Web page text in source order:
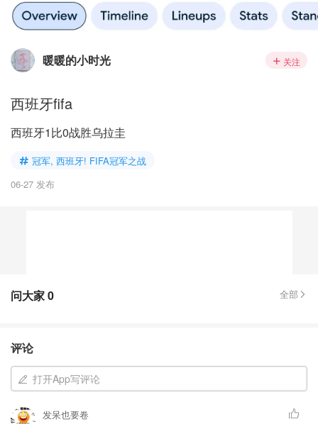
暖暖的小时光 关注
西班牙fifa
西班牙1比0战胜乌拉圭
冠军, 西班牙! FIFA冠军之战
06-27 发布
问大家0 全部
评论
打开App写评论
发呆也要卷